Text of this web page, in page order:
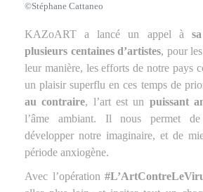
©Stéphane Cattaneo
KAZoART a lancé un appel à
plusieurs centaines d’artistes, pour
leur manière, les efforts de notre pays
un plaisir superflu en ces temps de
au contraire, l’art est un puissant
l’âme ambiant. Il nous permet
développer notre imaginaire, et de
période anxiogène.
Avec l’opération